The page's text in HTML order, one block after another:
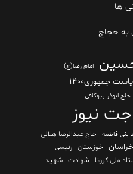
ها
به حجاج
امام رضا(ع)
جمهوری۱۴۰۰
حاج ابوذر بیوکافی
نیوز
بنی فاطمه
حاج عبدالرضا هلالی
خراسان خوزستان رئیسی
ملی کرونا شهادت شهید